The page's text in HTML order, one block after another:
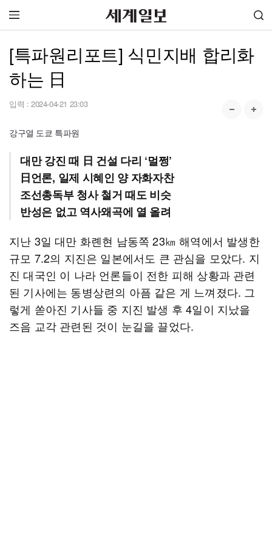
[특파원리포트] 식민지배 합리화
하는 日
입력 : 2024-04-21 23:03
강구열 도쿄 특파원
대만 강진 때 日 건설 다리 ‘멀쩡’
日언론, 일제 시혜인 양 자화자찬
조선총독부 청사 철거 때도 비슷
반성은 없고 역사왜곡에 열 올려
지난 3일 대만 화롄현 남동쪽 23㎞ 해역에서 발생한
규모 7.2의 지진은 일본에서도 큰 관심을 모았다. 지
진 대국인 이 나라 언론들이 전한 피해 상황과 관련
된 기사에는 동병상련의 아픔 같은 게 느껴졌다. 그
렇게 쏟아진 기사들 중 지진 발생 후 4일이 지났을
즈음 교각 관련된 것이 눈길을 끌었다.